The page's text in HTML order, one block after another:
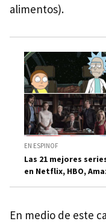
alimentos).
EN ESPINOF
Las 21 mejores
en Netflix, HBO,
En medio de este